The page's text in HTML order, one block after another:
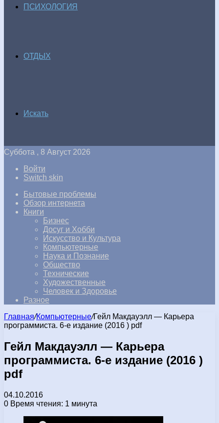
ПСИХОЛОГИЯ
ОТДЫХ
Искать
Суббота , 8 Август 2026
Войти
Switch skin
Бытовые проблемы
Обзор интернета
Книги
Бизнес
Досуг и Хобби
Искусство и Культура
Компьютерные
Наука и Познание
Общество
Технические
Художественные
Человек и Здоровье
Разное
Главная/Компьютерные/Гейл Макдауэлл — Карьера
программиста. 6-е издание (2016 ) pdf
Гейл Макдауэлл — Карьера
программиста. 6-е издание (2016 )
pdf
04.10.2016
0 Время чтения: 1 минута